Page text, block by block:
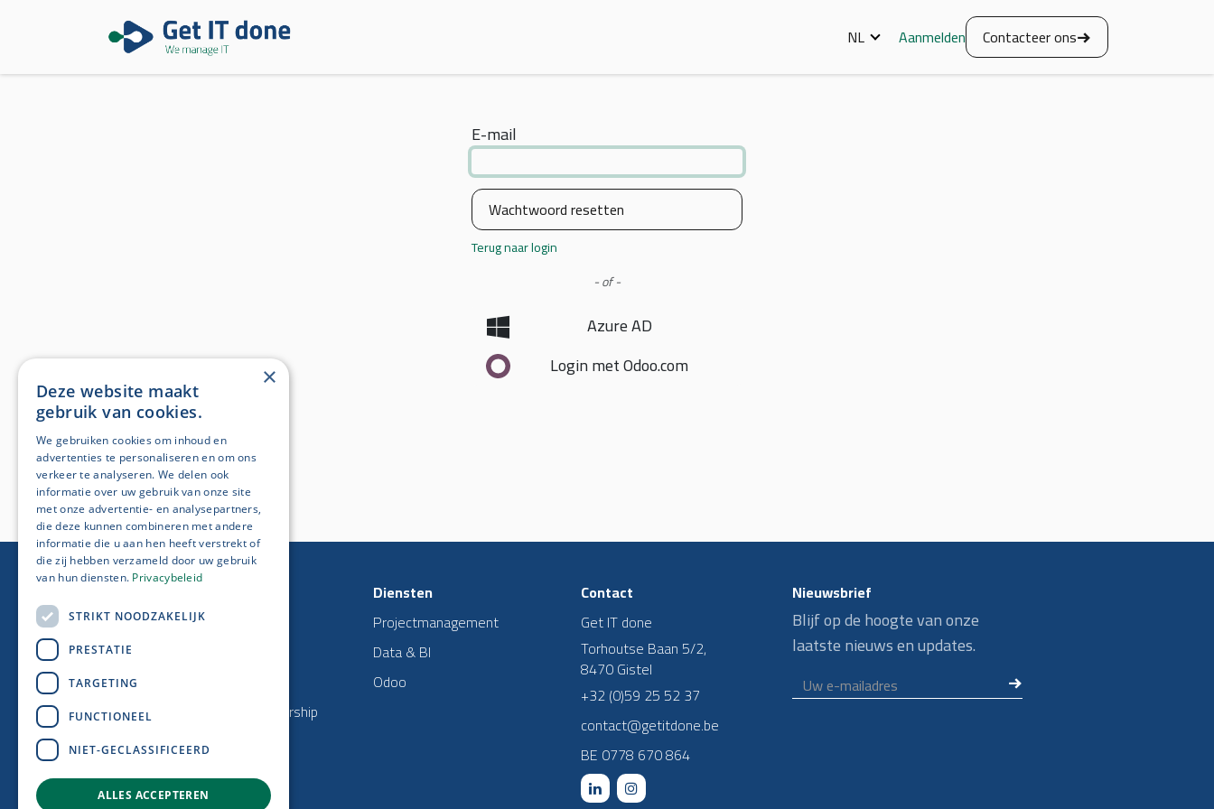
NL Aanmelden Contacteer ons
E-mail
Wachtwoord resetten
Terug naar login
- of -
Azure AD
Login met Odoo.com
Odoo Partnership
Support
Diensten
Projectmanagement
Data & BI
Odoo
Contact
Get IT done
Torhoutse Baan 5/2,
8470 Gistel
+32 (0)59 25 52 37
contact@getitdone.be
BE 0778 670 864
Nieuwsbrief
Blijf op de hoogte van onze
laatste nieuws en updates.
×
Deze website maakt
gebruik van cookies.
We gebruiken cookies om inhoud en
advertenties te personaliseren en om ons
verkeer te analyseren. We delen ook
informatie over uw gebruik van onze site
met onze advertentie- en analysepartners,
die deze kunnen combineren met andere
informatie die u aan hen heeft verstrekt of
die zij hebben verzameld door uw gebruik
van hun diensten. Privacybeleid
STRIKT NOODZAKELIJK
PRESTATIE
TARGETING
FUNCTIONEEL
NIET-GECLASSIFICEERD
ALLES ACCEPTEREN